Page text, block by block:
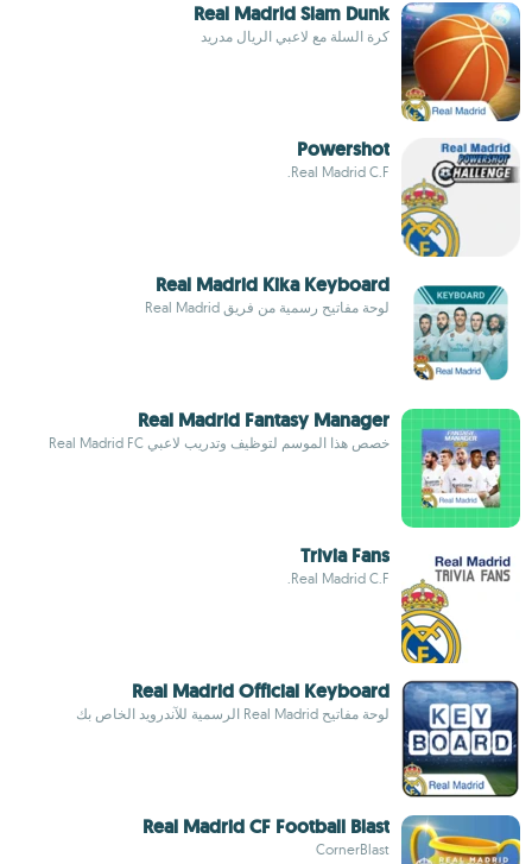
Real Madrid Slam Dunk
كرة السلة مع لاعبي الريال مدريد
Powershot
Real Madrid C.F.
Real Madrid Kika Keyboard
لوحة مفاتيح رسمية من فريق Real Madrid
Real Madrid Fantasy Manager
خصص هذا الموسم لتوظيف وتدريب لاعبي Real Madrid FC
Trivia Fans
Real Madrid C.F.
Real Madrid Official Keyboard
لوحة مفاتيح Real Madrid الرسمية للآندرويد الخاص بك
Real Madrid CF Football Blast
CornerBlast